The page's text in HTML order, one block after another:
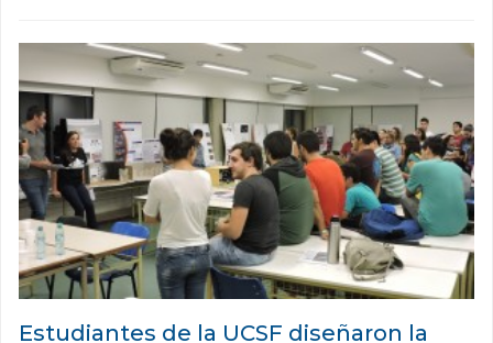
Estudiantes de la UCSF diseñaron la